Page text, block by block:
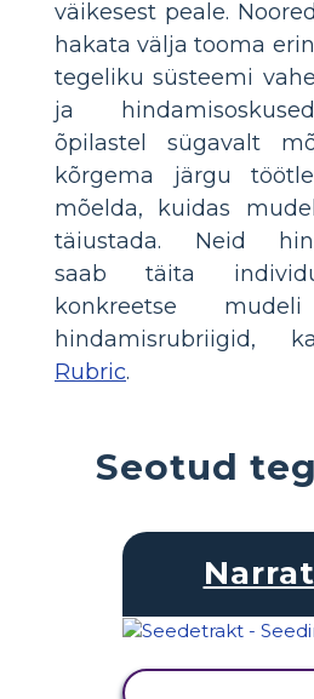
väikesest peale.
hakata välja tooma
tegeliku süsteemi
ja
õpilastel sügavalt
kõrgema järgu
mõelda, kuidas
täiustada. Neid
saab täita
konkreetse
hindamisrubriigid,
Rubric.
Seotud